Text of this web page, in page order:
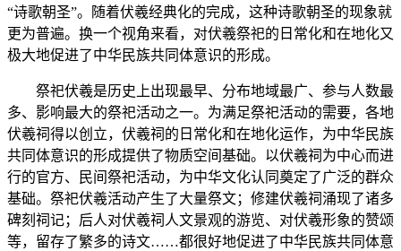
“诗歌朝圣”。随着伏羲经典化的完成，这种诗歌朝圣的现象就
更为普遍。换一个视角来看，对伏羲祭祀的日常化和在地化又
极大地促进了中华民族共同体意识的形成。
祭祀伏羲是历史上出现最早、分布地域最广、参与人数最
多、影响最大的祭祀活动之一。为满足祭祀活动的需要，各地
伏羲祠得以创立，伏羲祠的日常化和在地化运作，为中华民族
共同体意识的形成提供了物质空间基础。以伏羲祠为中心而进
行的官方、民间祭祀活动，为中华文化认同奠定了广泛的群众
基础。祭祀伏羲活动产生了大量祭文；修建伏羲祠涌现了诸多
碑刻祠记；后人对伏羲祠人文景观的游览、对伏羲形象的赞颂
等，留存了繁多的诗文……都很好地促进了中华民族共同体意